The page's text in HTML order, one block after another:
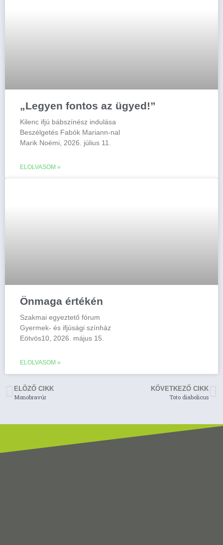
„Legyen fontos az ügyed!”
Kilenc ifjú bábszínész indulása
Beszélgetés Fabók Mariann-nal
Marik Noémi, 2026. július 11.
ELOLVASOM »
Önmaga értékén
Szakmai egyeztető fórum
Gyermek- és ifjúsági színház
Eötvös10, 2026. május 15.
ELOLVASOM »
ELÖZŐ CIKK
Monobravúr
KÖVETKEZŐ CIKK
Toto diabolicus